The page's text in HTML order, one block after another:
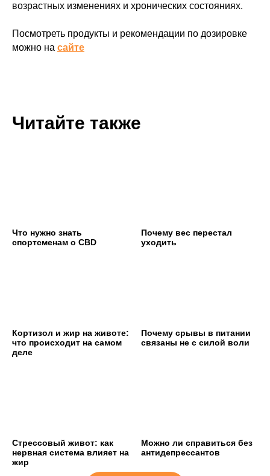
возрастных изменениях и хронических состояниях.
Посмотреть продукты и рекомендации по дозировке
можно на сайте
Читайте также
Что нужно знать
спортсменам о CBD
Почему вес перестал
уходить
Кортизол и жир на животе:
что происходит на самом
деле
Почему срывы в питании
связаны не с силой воли
Стрессовый живот: как
нервная система влияет на
жир
Можно ли справиться без
антидепрессантов
Продвигайся на маркетплейсах с нами